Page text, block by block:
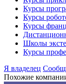
Курсы
Курсы
Курсы
Школы
Курсы
Я владелец
Похожие